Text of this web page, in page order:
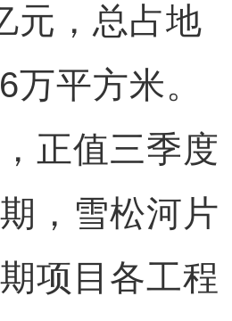
元，总占地
平方米。
值三季度
，雪松河片
项目各工程